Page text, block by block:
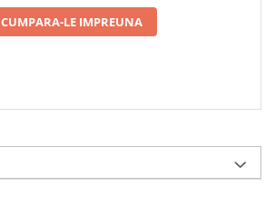
CUMPARA-LE IMPREUNA